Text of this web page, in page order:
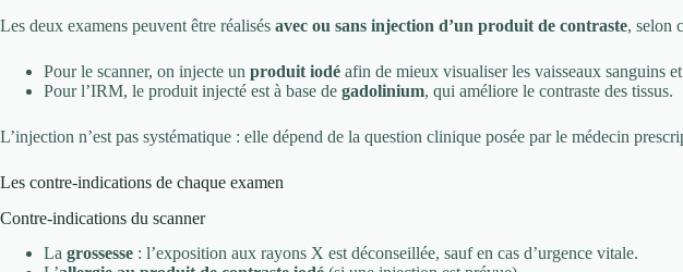
Les deux examens peuvent être réalisés avec ou sans injection d’un produit de contraste, selon
Pour le scanner, on injecte un produit iodé afin de mieux visualiser les vaisseaux sanguins
Pour l’IRM, le produit injecté est à base de gadolinium, qui améliore le contraste des tissus.
L’injection n’est pas systématique : elle dépend de la question clinique posée par le médecin
Les contre-indications de chaque examen
Contre-indications du scanner
La grossesse : l’exposition aux rayons X est déconseillée, sauf en cas d’urgence vitale.